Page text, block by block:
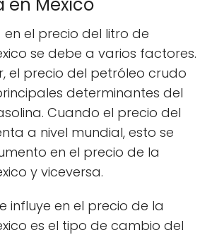
el precio del litro de
se debe a varios factores.
el precio del petróleo crudo
determinantes del
Cuando el precio del
a nivel mundial, esto se
en el precio de la
y viceversa.
influye en el precio de la
es el tipo de cambio del